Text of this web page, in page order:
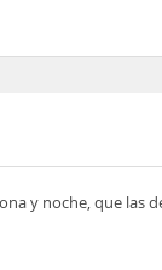
y noche, que las